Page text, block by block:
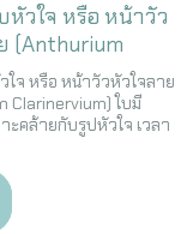
หัวใจ หรือ หน้าวัว
(Anthurium
ใจ หรือ หน้าวัวหัวใจลาย
Clarinervium) ใบมี
ะคล้ายกับรูปหัวใจ เวลา